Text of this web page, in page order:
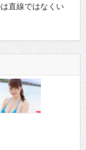
直線ではなくい